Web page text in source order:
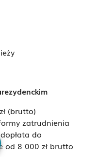
(brutto)
zatrudnienia
do
od 8 000 zł brutto